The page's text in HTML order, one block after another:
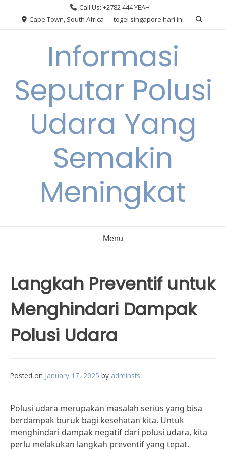
Call Us: +2782 444 YEAH
Cape Town, South Africa
togel singapore hari ini
Informasi
Seputar Polusi
Udara Yang
Semakin
Meningkat
Menu
Langkah Preventif untuk
Menghindari Dampak
Polusi Udara
Posted on January 17, 2025 by adminsts
Polusi udara merupakan masalah serius yang bisa
berdampak buruk bagi kesehatan kita. Untuk
menghindari dampak negatif dari polusi udara, kita
perlu melakukan langkah preventif yang tepat.